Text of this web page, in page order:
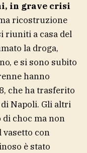
in grave crisi
ricostruzione
riuniti a casa del
la droga,
e si sono subito
hanno
che ha trasferito
di Napoli. Gli altri
di choc ma non
con
è stato